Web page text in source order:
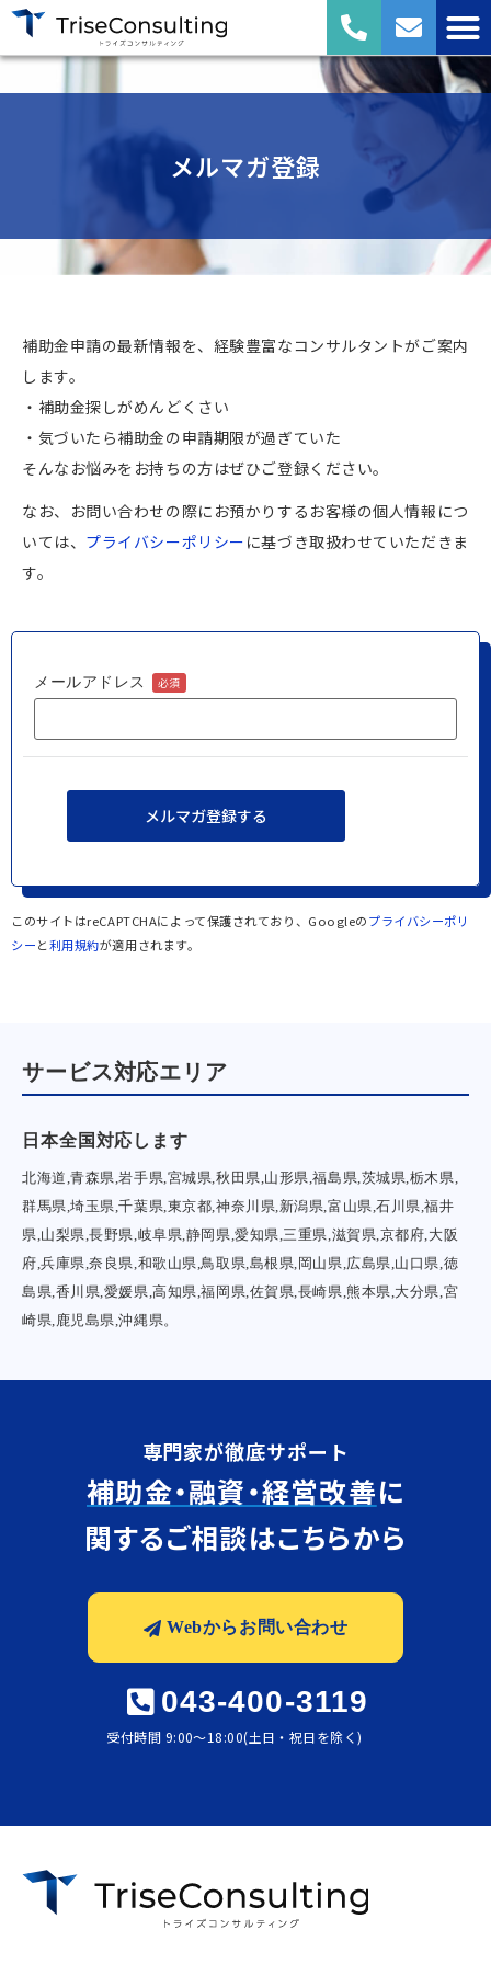
メルマガ登録
補助金申請の最新情報を、経験豊富なコンサルタントがご案内
します。
・補助金探しがめんどくさい
・気づいたら補助金の申請期限が過ぎていた
そんなお悩みをお持ちの方はぜひご登録ください。
なお、お問い合わせの際にお預かりするお客様の個人情報につ
いては、 プライバシーポリシー に基づき取扱わせていただきま
す。
メールアドレス 必須
このサイトはreCAPTCHAによって保護されており、Googleのプライバシーポリ
シーと利用規約が適用されます。
サービス対応エリア
日本全国対応します
北海道,青森県,岩手県,宮城県,秋田県,山形県,福島県,茨城県,栃木県,
群馬県,埼玉県,千葉県,東京都,神奈川県,新潟県,富山県,石川県,福井
県,山梨県,長野県,岐阜県,静岡県,愛知県,三重県,滋賀県,京都府,大阪
府,兵庫県,奈良県,和歌山県,鳥取県,島根県,岡山県,広島県,山口県,徳
島県,香川県,愛媛県,高知県,福岡県,佐賀県,長崎県,熊本県,大分県,宮
崎県,鹿児島県,沖縄県。
専門家が徹底サポート
補助金・融資・経営改善に
関するご相談はこちらから
Webからお問い合わせ
043-400-3119
受付時間 9:00〜18:00(土日・祝日を除く)